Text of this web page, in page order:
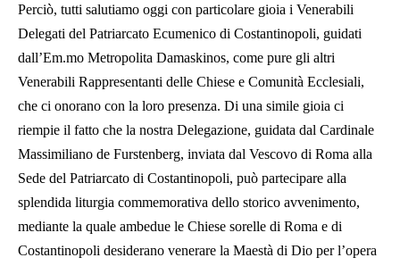
Perciò, tutti salutiamo oggi con particolare gioia i Venerabili
Delegati del Patriarcato Ecumenico di Costantinopoli, guidati
dall’Em.mo Metropolita Damaskinos, come pure gli altri
Venerabili Rappresentanti delle Chiese e Comunità Ecclesiali,
che ci onorano con la loro presenza. Di una simile gioia ci
riempie il fatto che la nostra Delegazione, guidata dal Cardinale
Massimiliano de Furstenberg, inviata dal Vescovo di Roma alla
Sede del Patriarcato di Costantinopoli, può partecipare alla
splendida liturgia commemorativa dello storico avvenimento,
mediante la quale ambedue le Chiese sorelle di Roma e di
Costantinopoli desiderano venerare la Maestà di Dio per l’opera